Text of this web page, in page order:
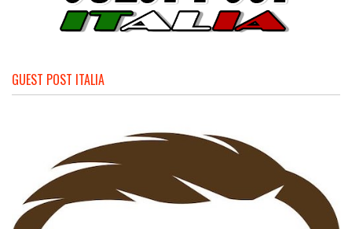
GUEST POST ITALIA